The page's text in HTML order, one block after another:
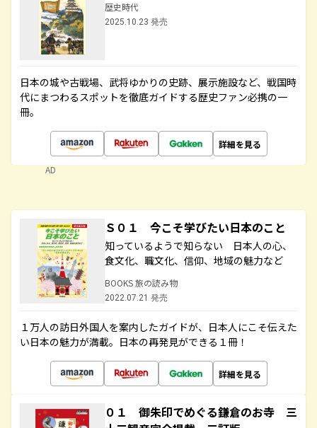
歴史時代
2025.10.23 発売
日本の城や古戦場、武将ゆかりの史跡、展示施設など、戦国時
代にまつわるスポットを徹底ガイドする歴史ファン必携の一
冊。
詳細を見る
AD
Ｓ０１ 今こそ学びたい日本のこと
知っているようで知らない 日本人の心、
食文化、職文化、信仰、地域の魅力など
BOOKS 旅の読み物
2022.07.21 発売
１万人の訪日外国人を案内したガイドが、日本人にこそ伝えた
い日本の魅力が満載。日本の再発見ができる１冊！
詳細を見る
０１ 御朱印でめぐる鎌倉のお寺 三